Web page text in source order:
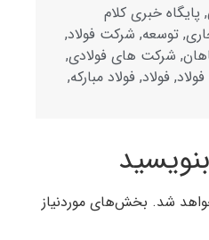
, پایگاه خبری کلام
, توسعه, شرکت فولاد,
, شرکت های فولادی,
, فولاد, فولاد مبارکه,
شد. بخش‌های موردنیاز